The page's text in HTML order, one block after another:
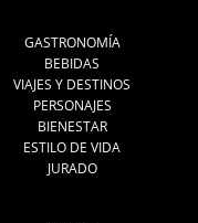
GASTRONOMÍA
BEBIDAS
VIAJES Y DESTINOS
PERSONAJES
BIENESTAR
ESTILO DE VIDA
JURADO